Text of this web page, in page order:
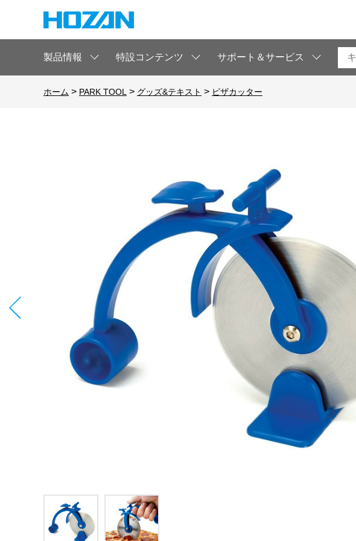
製品情報 特設コンテンツ サポート＆サービス
ホーム > PARK TOOL > グッズ&テキスト > ピザカッター